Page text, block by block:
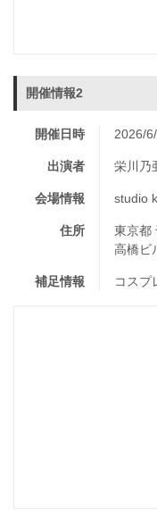
開催情報2
開催日時 2026/
出演者 栄川乃
会場情報 studio
住所
東京都
高橋ビ
補足情報 コスプ